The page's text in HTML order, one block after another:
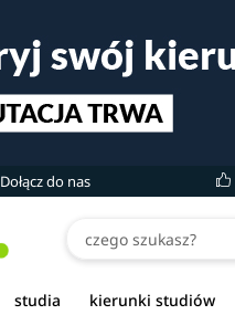
Dołącz do nas
studia kierunki studiów